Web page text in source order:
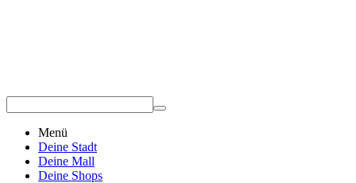
Menü
Deine Stadt
Deine Mall
Deine Shops